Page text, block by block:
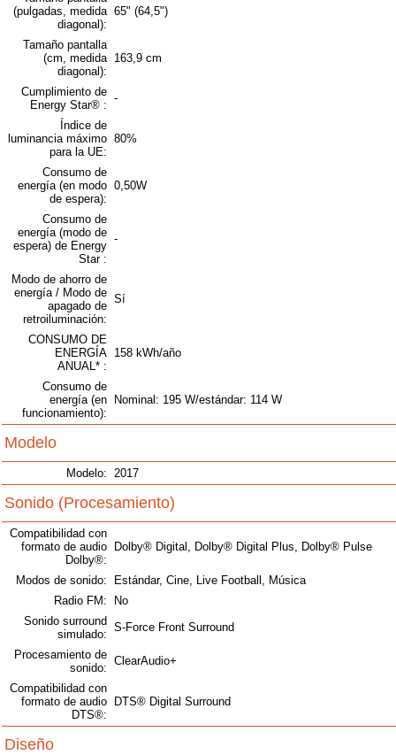
(pulgadas, medida
diagonal):
65" (64,5")
Tamaño pantalla
(cm, medida
diagonal):
163,9 cm
Cumplimiento de
Energy Star® :
-
Índice de
luminancia máximo
para la UE:
80%
Consumo de
energía (en modo
de espera):
0,50W
Consumo de
energía (modo de
espera) de Energy
Star :
-
Modo de ahorro de
energía / Modo de
apagado de
retroiluminación:
Sí
CONSUMO DE
ENERGÍA
ANUAL* :
158 kWh/año
Consumo de
energía (en
funcionamiento):
Nominal: 195 W/estándar: 114 W
Modelo
Modelo: 2017
Sonido (Procesamiento)
Compatibilidad con
formato de audio
Dolby®:
Dolby® Digital, Dolby® Digital Plus, Dolby® Pulse
Modos de sonido:
Estándar, Cine, Live Football, Música
Radio FM:
No
Sonido surround
simulado:
S-Force Front Surround
Procesamiento de
sonido:
ClearAudio+
Compatibilidad con
formato de audio
DTS®:
DTS® Digital Surround
Diseño